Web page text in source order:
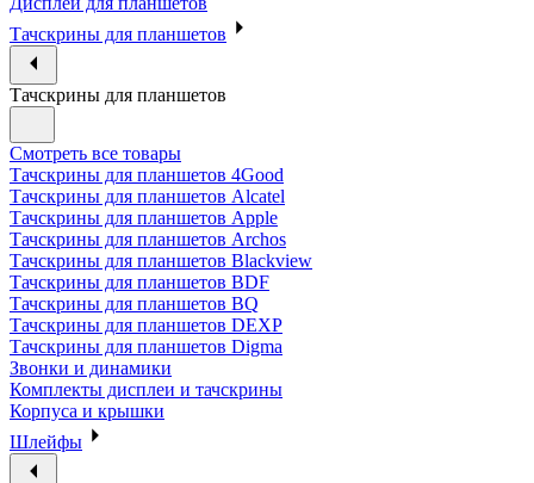
Тачскрины для планшетов
Тачскрины для планшетов
Смотреть все товары
Тачскрины для планшетов 4Good
Тачскрины для планшетов Alcatel
Тачскрины для планшетов Apple
Тачскрины для планшетов Archos
Тачскрины для планшетов Blackview
Тачскрины для планшетов BDF
Тачскрины для планшетов BQ
Тачскрины для планшетов DEXP
Тачскрины для планшетов Digma
Звонки и динамики
Комплекты дисплеи и тачскрины
Корпуса и крышки
Шлейфы